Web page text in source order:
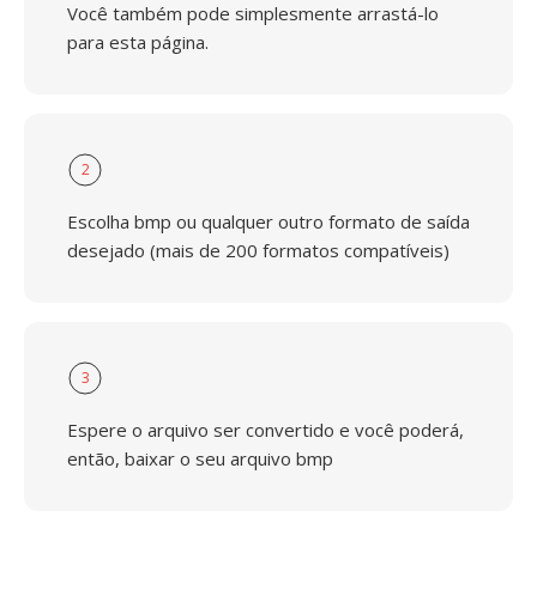
Você também pode simplesmente arrastá-lo
para esta página.
2
Escolha bmp ou qualquer outro formato de saída
desejado (mais de 200 formatos compatíveis)
3
Espere o arquivo ser convertido e você poderá,
então, baixar o seu arquivo bmp